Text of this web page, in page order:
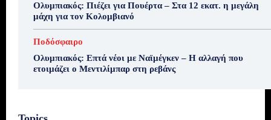
Ολυμπιακός: Πιέζει για Πουέρτα – Στα 12 εκατ. η μεγάλη
μάχη για τον Κολομβιανό
Ποδόσφαιρο
Ολυμπιακός: Επτά νέοι με Ναϊμέγκεν – Η αλλαγή που
ετοιμάζει ο Μεντιλίμπαρ στη ρεβάνς